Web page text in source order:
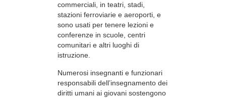
commerciali, in teatri, stadi,
stazioni ferroviarie e aeroporti, e
sono usati per tenere lezioni e
conferenze in scuole, centri
comunitari e altri luoghi di
istruzione.
Numerosi insegnanti e funzionari
responsabili dell’insegnamento dei
diritti umani ai giovani sostengono